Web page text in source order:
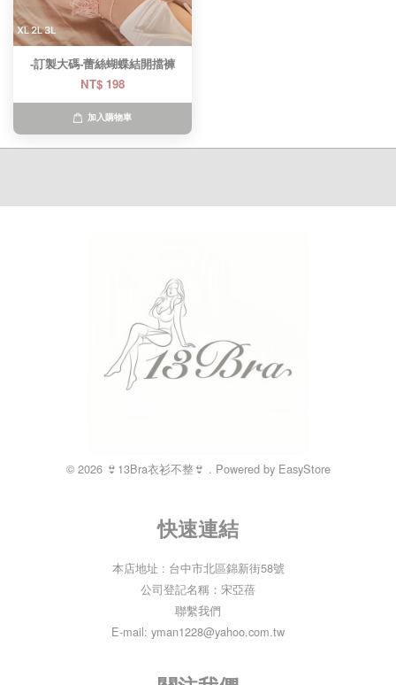
-訂製大碼-蕾絲蝴蝶結開擋褲
NT$ 198
加入購物車
© 2026 👙13Bra衣衫不整👙 . Powered by EasyStore
快速連結
本店地址 : 台中市北區錦新街58號
公司登記名稱：宋亞蓓
聯繫我們
E-mail: yman1228@yahoo.com.tw